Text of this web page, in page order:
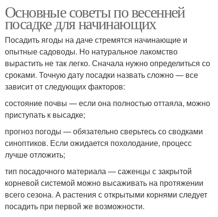
Основные советы по весенней
посадке для начинающих
Посадить ягоды на даче стремятся начинающие и
опытные садоводы. Но натуральное лакомство
вырастить не так легко. Сначала нужно определиться со
сроками. Точную дату посадки назвать сложно — все
зависит от следующих факторов:
состояние почвы — если она полностью оттаяла, можно
приступать к высадке;
прогноз погоды — обязательно сверьтесь со сводками
синоптиков. Если ожидается похолодание, процесс
лучше отложить;
тип посадочного материала — саженцы с закрытой
корневой системой можно высаживать на протяжении
всего сезона. А растения с открытыми корнями следует
посадить при первой же возможности.